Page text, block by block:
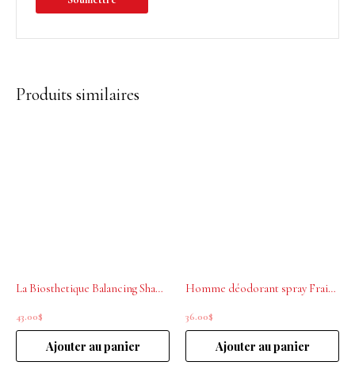
Produits similaires
La Biosthetique Balancing Shampoo Botanique 250 ml
43.00$
Ajouter au panier
Homme déodorant spray Fraicheur La biosthétique 100ml
36.00$
Ajouter au panier